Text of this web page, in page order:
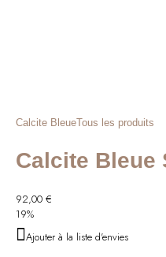
Calcite BleueTous les produits
Calcite Bleue
92,00 €
19%
Ajouter à la liste d'envies